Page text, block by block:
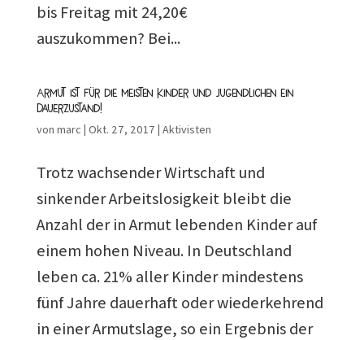
bis Freitag mit 24,20€
auszukommen? Bei...
Armut ist für die meisten Kinder und Jugendlichen ein
Dauerzustand!
von marc | Okt. 27, 2017 | Aktivisten
Trotz wachsender Wirtschaft und
sinkender Arbeitslosigkeit bleibt die
Anzahl der in Armut lebenden Kinder auf
einem hohen Niveau. In Deutschland
leben ca. 21% aller Kinder mindestens
fünf Jahre dauerhaft oder wiederkehrend
in einer Armutslage, so ein Ergebnis der